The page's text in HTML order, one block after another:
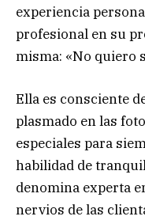
experiencia
profesional en su
misma: «No quiero
Ella es consciente
plasmado en las
especiales para
habilidad de
denomina experta
nervios de las